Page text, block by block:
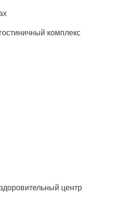
комплекс
центр